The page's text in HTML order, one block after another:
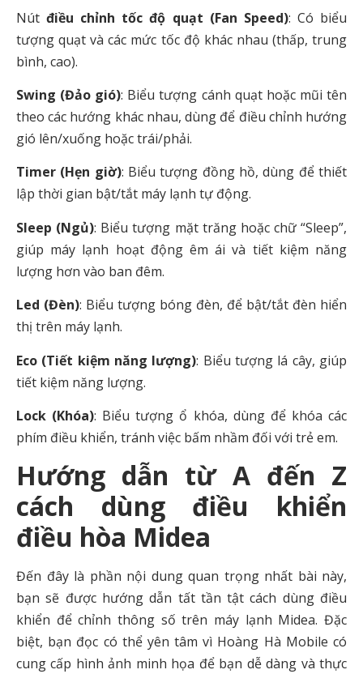
Nútđiều chỉnh tốc độ quạt (Fan Speed): Có biểu
tượng quạt và các mức tốc độ khác nhau (thấp, trung
bình, cao).
Swing (Đảo gió): Biểu tượng cánh quạt hoặc mũi tên
theo các hướng khác nhau, dùng để điều chỉnh hướng
gió lên/xuống hoặc trái/phải.
Timer (Hẹn giờ): Biểu tượng đồng hồ, dùng để thiết
lập thời gian bật/tắt máy lạnh tự động.
Sleep (Ngủ): Biểu tượng mặt trăng hoặc chữ “Sleep”,
giúp máy lạnh hoạt động êm ái và tiết kiệm năng
lượng hơn vào ban đêm.
Led (Đèn): Biểu tượng bóng đèn, để bật/tắt đèn hiển
thị trên máy lạnh.
Eco (Tiết kiệm năng lượng): Biểu tượng lá cây, giúp
tiết kiệm năng lượng.
Lock (Khóa): Biểu tượng ổ khóa, dùng để khóa các
phím điều khiển, tránh việc bấm nhầm đối với trẻ em.
Hướng dẫn từ A đến Z
cách dùng điều khiển
điều hòa Midea
Đến đây là phần nội dung quan trọng nhất bài này,
bạn sẽ được hướng dẫn tất tần tật cách dùng điều
khiển để chỉnh thông số trên máy lạnh Midea. Đặc
biệt, bạn đọc có thể yên tâm vì Hoàng Hà Mobile có
cung cấp hình ảnh minh họa để bạn dễ dàng và thực